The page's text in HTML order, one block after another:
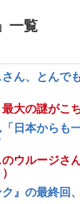
一覧
さん、とんで
大の謎がこ
日本からも
のウルージさ
』の最終回